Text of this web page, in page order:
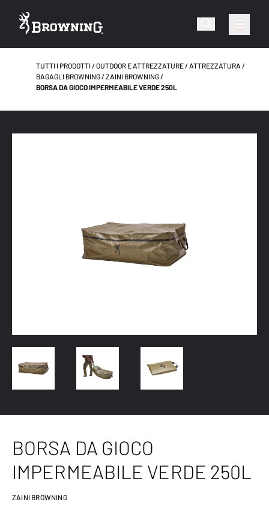
TUTTI I PRODOTTI OUTDOOR E ATTREZZATURE
ATTREZZATURA
BAGAGLI BROWNING
ZAINI BROWNING
BORSA DA GIOCO IMPERMEABILE VERDE 250L
BORSA DA GIOCO
IMPERMEABILE VERDE 250L
ZAINI BROWNING